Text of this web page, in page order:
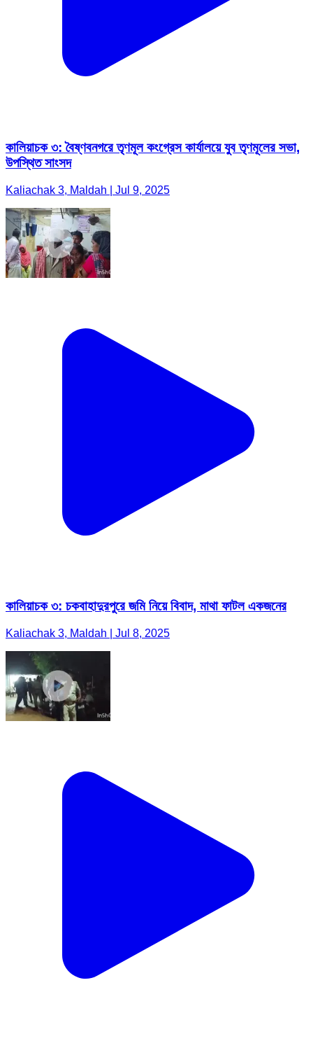
কালিয়াচক ৩: বৈষ্ণবনগরে তৃণমূল কংগ্রেস কার্যালয়ে যুব তৃণমূলের সভা,
উপস্থিত সাংসদ
Kaliachak 3, Maldah | Jul 9, 2025
কালিয়াচক ৩: চকবাহাদুরপুরে জমি নিয়ে বিবাদ, মাথা ফাটল একজনের
Kaliachak 3, Maldah | Jul 8, 2025